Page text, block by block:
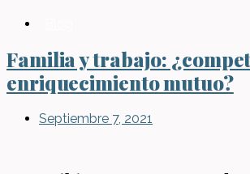
Familia y trabajo:
enriquecimiento mutuo?
Septiembre 7, 2021